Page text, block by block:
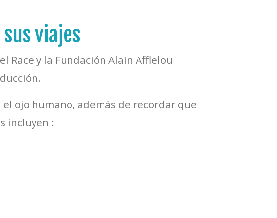
viajes
Race y la Fundación Alain Afflelou
ojo humano, además de recordar que
incluyen :